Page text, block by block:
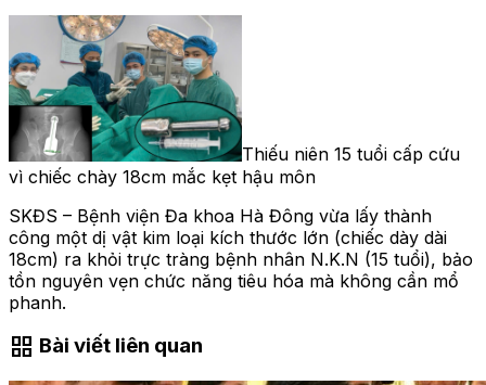
Thiếu niên 15 tuổi cấp cứu
vì chiếc chày 18cm mắc kẹt hậu môn
SKĐS – Bệnh viện Đa khoa Hà Đông vừa lấy thành
công một dị vật kim loại kích thước lớn (chiếc dày dài
18cm) ra khỏi trực tràng bệnh nhân N.K.N (15 tuổi), bảo
tồn nguyên vẹn chức năng tiêu hóa mà không cần mổ
phanh.
grid_view Bài viết liên quan